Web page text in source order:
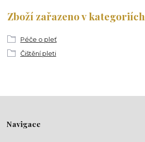
Zboží zařazeno v kategoriích
Péče o pleť
Čištění pleti
Navigace